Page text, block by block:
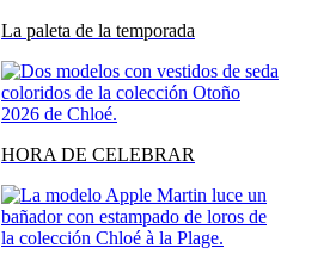
La paleta de la temporada
HORA DE CELEBRAR